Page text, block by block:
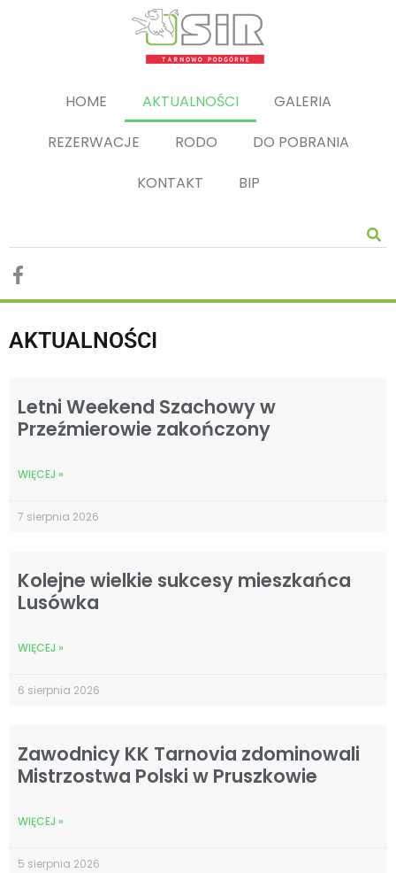
HOME AKTUALNOŚCI
GALERIA
REZERWACJE
RODO
DO POBRANIA
KONTAKT
BIP
AKTUALNOŚCI
Letni Weekend Szachowy w
Przeźmierowie zakończony
WIĘCEJ »
7 sierpnia 2026
Kolejne wielkie sukcesy mieszkańca
Lusówka
WIĘCEJ »
6 sierpnia 2026
Zawodnicy KK Tarnovia zdominowali
Mistrzostwa Polski w Pruszkowie
WIĘCEJ »
5 sierpnia 2026